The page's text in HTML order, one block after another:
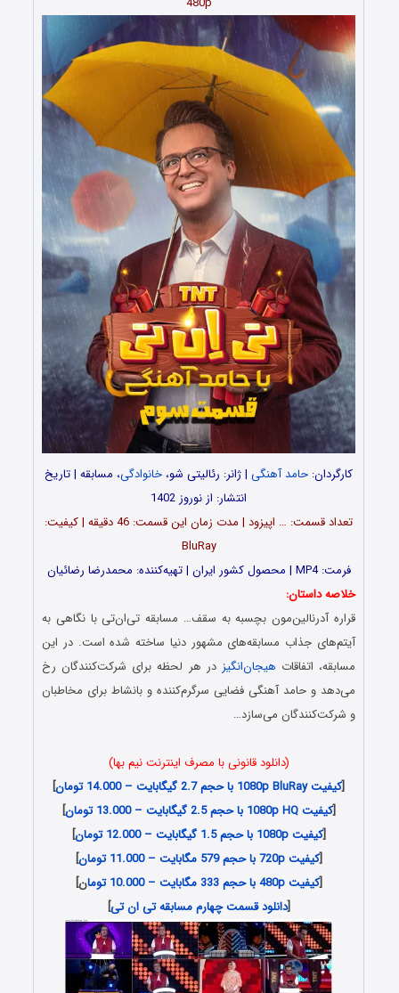
کارگردان: حامد آهنگی | ژانر: رئالیتی شو، خانوادگی، مسابقه | تاریخ
انتشار: از نوروز 1402
تعداد قسمت‌: … اپیزود | مدت زمان این قسمت: 46 دقیقه | کیفیت:
BluRay
فرمت: MP4 | محصول کشور ایران | تهیه‌کننده: محمدرضا رضائیان
خلاصه داستان:
قراره آدرنالین‌مون بچسبه به سقف… مسابقه تی‌ان‌تی با نگاهی به
آیتم‌های جذاب مسابقه‌های مشهور دنیا ساخته شده است. در این
مسابقه، اتفاقات هیجان‌انگیز در هر لحظه برای شرکت‌کنندگان رخ
می‌دهد و حامد آهنگی فضایی سرگرم‌کننده و بانشاط برای مخاطبان
و شرکت‌کنندگان می‌سازد…
(دانلود قانونی با مصرف اینترنت نیم بها)
[کیفیت 1080p BluRay با حجم 2.7 گیگابایت – 14.000 تومان
]
[کیفیت 1080p HQ با حجم 2.5 گیگابایت – 13.000 تومان
]
[کیفیت 1080p با حجم 1.5 گیگابایت – 12.000 تومان
]
[کیفیت 720p با حجم 579 مگابایت – 11.000 تومان
]
[کیفیت 480p با حجم 333 مگابایت – 10.000 توما
ن]
[دانلود قسمت چهارم مسابقه تی ان تی]